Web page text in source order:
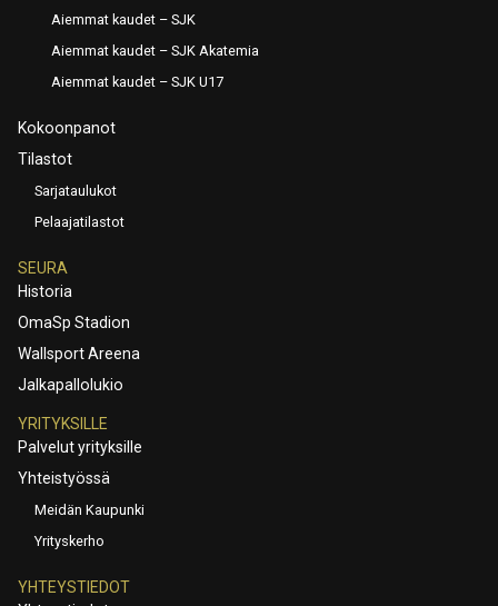
Aiemmat kaudet – SJK
Aiemmat kaudet – SJK Akatemia
Aiemmat kaudet – SJK U17
Kokoonpanot
Tilastot
Sarjataulukot
Pelaajatilastot
SEURA
Historia
OmaSp Stadion
Wallsport Areena
Jalkapallolukio
YRITYKSILLE
Palvelut yrityksille
Yhteistyössä
Meidän Kaupunki
Yrityskerho
YHTEYSTIEDOT